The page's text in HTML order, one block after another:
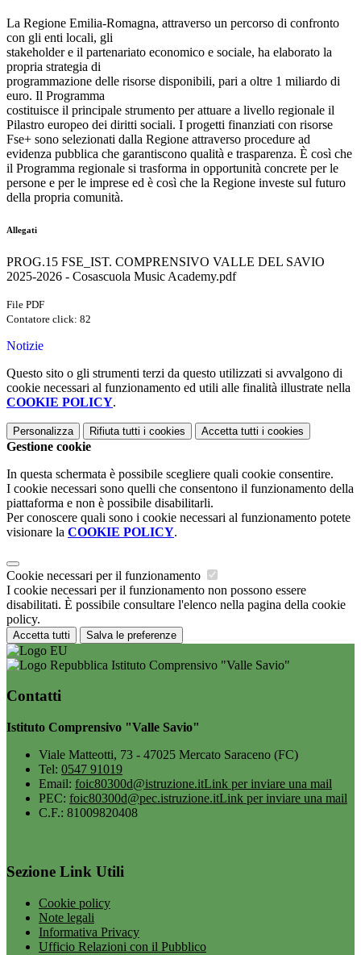
La Regione Emilia-Romagna, attraverso un percorso di confronto
con gli enti locali, gli
stakeholder e il partenariato economico e sociale, ha elaborato la
propria strategia di
programmazione delle risorse disponibili, pari a oltre 1 miliardo di
euro. Il Programma
costituisce il principale strumento per attuare a livello regionale il
Pilastro europeo dei diritti sociali. I progetti finanziati con risorse
Fse+ sono selezionati dalla Regione attraverso procedure ad
evidenza pubblica che garantiscono qualità e trasparenza. È così che
il Programma regionale si trasforma in opportunità concrete per le
persone e per le imprese ed è così che la Regione investe sul futuro
della propria comunità.
Allegati
PROG.15 FSE_IST. COMPRENSIVO VALLE DEL SAVIO
2025-2026 - Cosascuola Music Academy.pdf
File PDF
Contatore click: 82
Notizie
Questo sito o gli strumenti terzi da questo utilizzati si avvalgono di
cookie necessari al funzionamento ed utili alle finalità illustrate nella
COOKIE POLICY.
Personalizza Rifiuta tutti i cookies Accetta tutti i cookies
Gestione cookie
In questa schermata è possibile scegliere quali cookie consentire.
I cookie necessari sono quelli che consentono il funzionamento della
piattaforma e non è possibile disabilitarli.
Per conoscere quali sono i cookie necessari al funzionamento potete
visionare la COOKIE POLICY.
Cookie necessari per il funzionamento
I cookie necessari per il funzionamento non possono essere
disabilitati. È possibile consultare l'elenco nella pagina della cookie
policy.
Accetta tutti Salva le preferenze
Istituto Comprensivo "Valle Savio"
Contatti
Istituto Comprensivo "Valle Savio"
Viale Matteotti, 73 - 47025 Mercato Saraceno (FC)
Tel: 0547 91019
Email: foic80300d@istruzione.itLink per inviare una mail
PEC: foic80300d@pec.istruzione.itLink per inviare una mail
C.F.: 81009820408
Sezione Link Utili
Cookie policy
Note legali
Informativa Privacy
Ufficio Relazioni con il Pubblico